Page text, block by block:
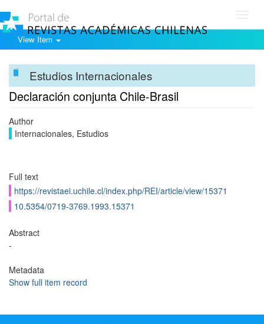
View Item
Estudios Internacionales
Declaración conjunta Chile-Brasil
Author
Internacionales, Estudios
Full text
https://revistaei.uchile.cl/index.php/REI/article/view/15371
10.5354/0719-3769.1993.15371
Abstract
-
Metadata
Show full item record